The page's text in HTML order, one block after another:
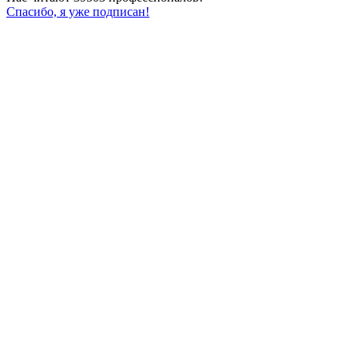
Спасибо, я уже подписан!